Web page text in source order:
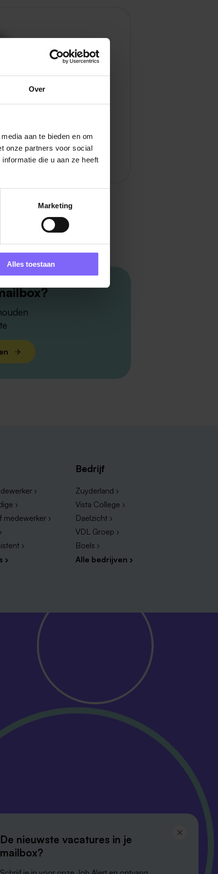
Over
aan te bieden en om
onze partners voor social
die u aan ze heeft
Marketing
Alles toestaan
›
›
medewerker ›
›
›
Bedrijf
Zuyderland ›
Vista College ›
Daelzicht ›
VDL Groep ›
Boels ›
Alle bedrijven ›
blijf op de hoogte
De nieuwste vacatures in je
mailbox?